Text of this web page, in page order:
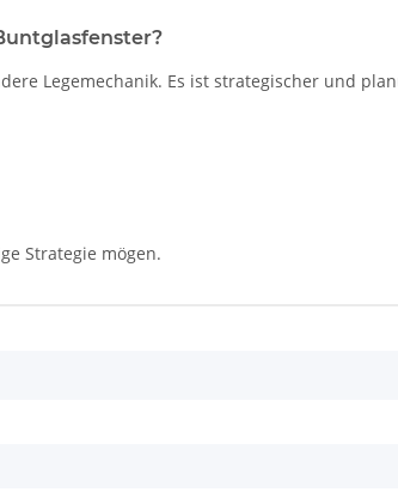
Legemechanik. Es ist strategischer und
Strategie mögen.